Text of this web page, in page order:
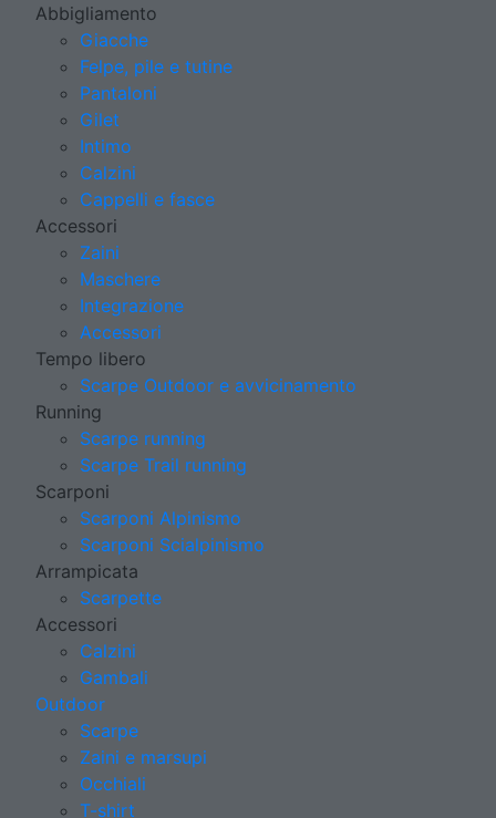
Abbigliamento
Giacche
Felpe, pile e tutine
Pantaloni
Gilet
Intimo
Calzini
Cappelli e fasce
Accessori
Zaini
Maschere
Integrazione
Accessori
Tempo libero
Scarpe Outdoor e avvicinamento
Running
Scarpe running
Scarpe Trail running
Scarponi
Scarponi Alpinismo
Scarponi Scialpinismo
Arrampicata
Scarpette
Accessori
Calzini
Gambali
Outdoor
Scarpe
Zaini e marsupi
Occhiali
T-shirt